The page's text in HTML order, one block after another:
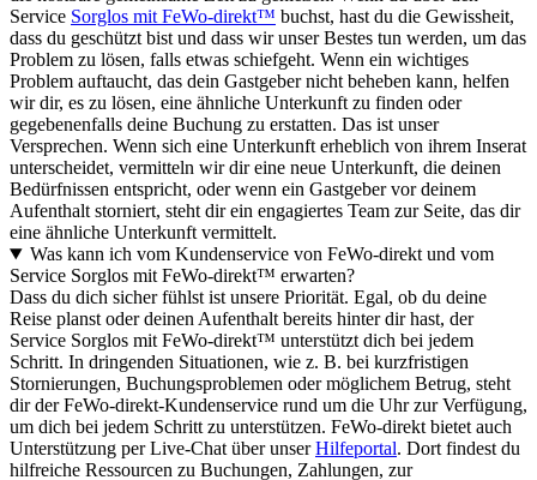
Service Sorglos mit FeWo-direkt™ buchst, hast du die Gewissheit,
dass du geschützt bist und dass wir unser Bestes tun werden, um das
Problem zu lösen, falls etwas schiefgeht. Wenn ein wichtiges
Problem auftaucht, das dein Gastgeber nicht beheben kann, helfen
wir dir, es zu lösen, eine ähnliche Unterkunft zu finden oder
gegebenenfalls deine Buchung zu erstatten. Das ist unser
Versprechen. Wenn sich eine Unterkunft erheblich von ihrem Inserat
unterscheidet, vermitteln wir dir eine neue Unterkunft, die deinen
Bedürfnissen entspricht, oder wenn ein Gastgeber vor deinem
Aufenthalt storniert, steht dir ein engagiertes Team zur Seite, das dir
eine ähnliche Unterkunft vermittelt.
Was kann ich vom Kundenservice von FeWo-direkt und vom
Service Sorglos mit FeWo-direkt™ erwarten?
Dass du dich sicher fühlst ist unsere Priorität. Egal, ob du deine
Reise planst oder deinen Aufenthalt bereits hinter dir hast, der
Service Sorglos mit FeWo-direkt™ unterstützt dich bei jedem
Schritt. In dringenden Situationen, wie z. B. bei kurzfristigen
Stornierungen, Buchungsproblemen oder möglichem Betrug, steht
dir der FeWo-direkt-Kundenservice rund um die Uhr zur Verfügung,
um dich bei jedem Schritt zu unterstützen. FeWo-direkt bietet auch
Unterstützung per Live-Chat über unserHilfeportal. Dort findest du
hilfreiche Ressourcen zu Buchungen, Zahlungen, zur